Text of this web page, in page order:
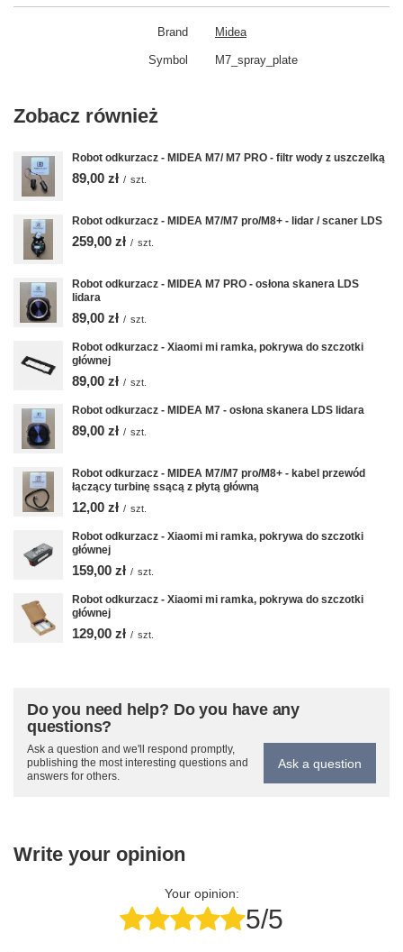
Brand Midea
Symbol M7_spray_plate
Zobacz również
Robot odkurzacz - MIDEA M7/ M7 PRO - filtr wody z uszczelką
89,00 zł / szt.
Robot odkurzacz - MIDEA M7/M7 pro/M8+ - lidar / scaner LDS
259,00 zł / szt.
Robot odkurzacz - MIDEA M7 PRO - osłona skanera LDS
lidara
89,00 zł / szt.
Robot odkurzacz - Xiaomi mi ramka, pokrywa do szczotki
głównej
89,00 zł / szt.
Robot odkurzacz - MIDEA M7 - osłona skanera LDS lidara
89,00 zł / szt.
Robot odkurzacz - MIDEA M7/M7 pro/M8+ - kabel przewód
łączący turbinę ssącą z płytą główną
12,00 zł / szt.
Robot odkurzacz - Xiaomi mi ramka, pokrywa do szczotki
głównej
159,00 zł / szt.
Robot odkurzacz - Xiaomi mi ramka, pokrywa do szczotki
głównej
129,00 zł / szt.
Do you need help? Do you have any
questions?
Ask a question and we'll respond promptly,
publishing the most interesting questions and
answers for others.
Ask a question
Write your opinion
Your opinion:
5/5